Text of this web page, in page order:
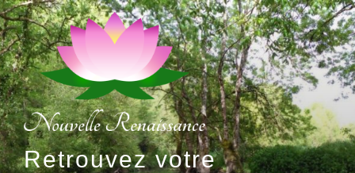
Aller
au
contenu
principal
Retrouvez votre